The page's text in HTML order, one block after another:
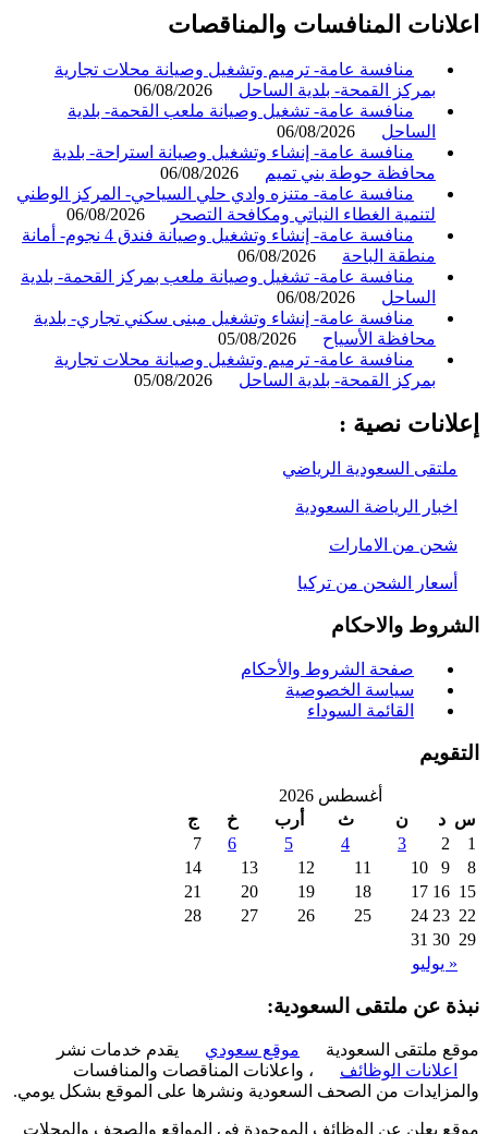
المنافسات والمناقصات
منافسة عامة- ترميم وتشغيل وصيانة محلات تجارية
بمركز القمحة- بلدية الساحل
06/08/2026
منافسة عامة- تشغيل وصيانة ملعب القحمة- بلدية
الساحل
06/08/2026
منافسة عامة- إنشاء وتشغيل وصيانة استراحة- بلدية
محافظة حوطة بني تميم
06/08/2026
منافسة عامة- متنزه وادي حلي السياحي- المركز الوطني
لتنمية الغطاء النباتي ومكافحة التصحر
06/08/2026
منافسة عامة- إنشاء وتشغيل وصيانة فندق 4 نجوم- أمانة
منطقة الباحة
06/08/2026
منافسة عامة- تشغيل وصيانة ملعب بمركز القحمة- بلدية
الساحل
06/08/2026
منافسة عامة- إنشاء وتشغيل مبنى سكني تجاري- بلدية
محافظة الأسياح
05/08/2026
منافسة عامة- ترميم وتشغيل وصيانة محلات تجارية
بمركز القمحة- بلدية الساحل
05/08/2026
نصية :
السعودية الرياضي
الرياضة السعودية
من الامارات
الشحن من تركيا
والاحكام
صفحة الشروط والأحكام
سياسة الخصوصية
القائمة السوداء
أغسطس 2026
د
ن
ج
7
10
16
17
23
24
30
31
يوليو
عن ملتقى السعودية:
ملتقى السعودية موقع سعودي
يقدم خدمات نشر
الوظائف
، واعلانات المناقصات والمنافسات
من الصحف السعودية ونشرها على الموقع بشكل يومي.
يعلن عن الوظائف الموجودة في المواقع والصحف والمجلات